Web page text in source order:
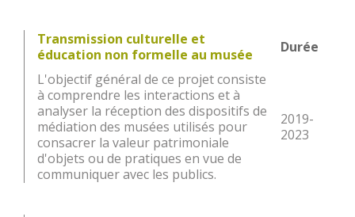
Transmission culturelle et
éducation non formelle au musée
Durée
L'objectif général de ce projet consiste
à comprendre les interactions et à
analyser la réception des dispositifs de
médiation des musées utilisés pour
consacrer la valeur patrimoniale
d'objets ou de pratiques en vue de
communiquer avec les publics.
2019-
2023